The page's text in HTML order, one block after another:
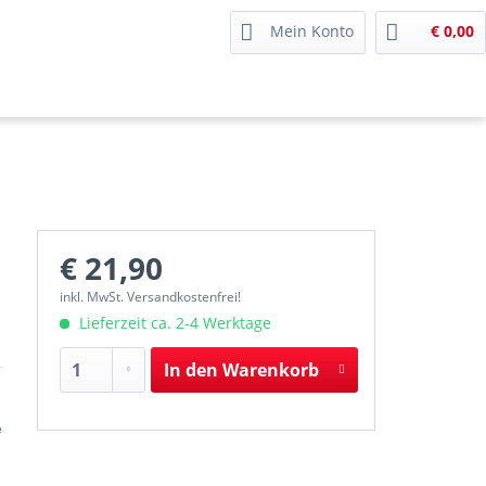
Mein Konto € 0,00
€ 21,90
inkl. MwSt. Versandkostenfrei!
Lieferzeit ca. 2-4 Werktage
In den Warenkorb